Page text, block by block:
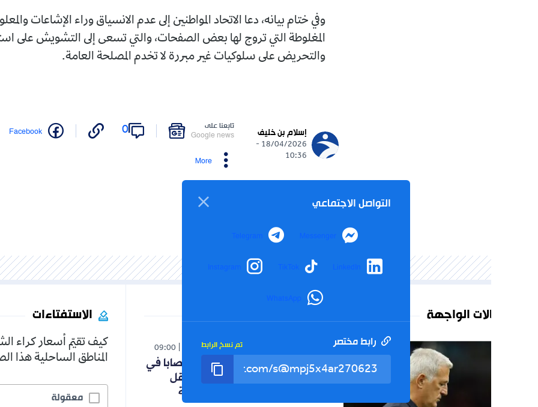
وفي ختام بيانه، دعا الاتحاد المواطنين إلى عدم الانسياق وراء الإشاعات والمعلومات
المغلوطة التي تروج لها بعض الصفحات، والتي تسعى إلى التشويش على استقرار
والتحريض على سلوكيات غير مبررة لا تخدم المصلحة العامة.
إسلام بن خليف
18/04/2026 -
10:36
تابعنا على
Google news
0
Facebook
Twitter
التواصل الاجتماعي
Messenger
Telegram
LinkedIn
TikTok
Instagram
WhatsApp
رابط مختصر
الواجهة
06-08-2026
09:00
06 وفيات و24 مصابا في
انحراف حافلة لنقل
الاستفتاءات
كيف تقيّم أسعار كراء الشقق في
المناطق الساحلية هذا الصيف؟
معقولة